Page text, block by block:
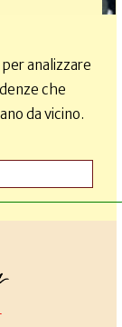
analizzare
che
da vicino.